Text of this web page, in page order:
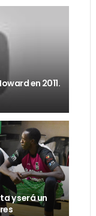
en 2011.
y será un